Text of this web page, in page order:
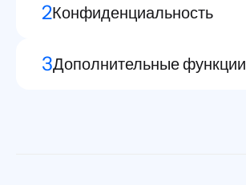
2Конфиденциальность
3Дополнительные функции